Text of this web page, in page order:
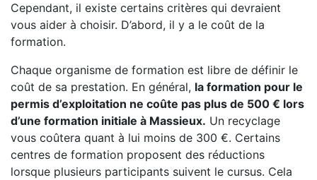
Cependant, il existe certains critères qui devraient
vous aider à choisir. D’abord, il y a le coût de la
formation.
Chaque organisme de formation est libre de définir le
coût de sa prestation. En général, la formation pour le
permis d’exploitation ne coûte pas plus de 500 € lors
d’une formation initiale à Massieux. Un recyclage
vous coûtera quant à lui moins de 300 €. Certains
centres de formation proposent des réductions
lorsque plusieurs participants suivent le cursus. Cela